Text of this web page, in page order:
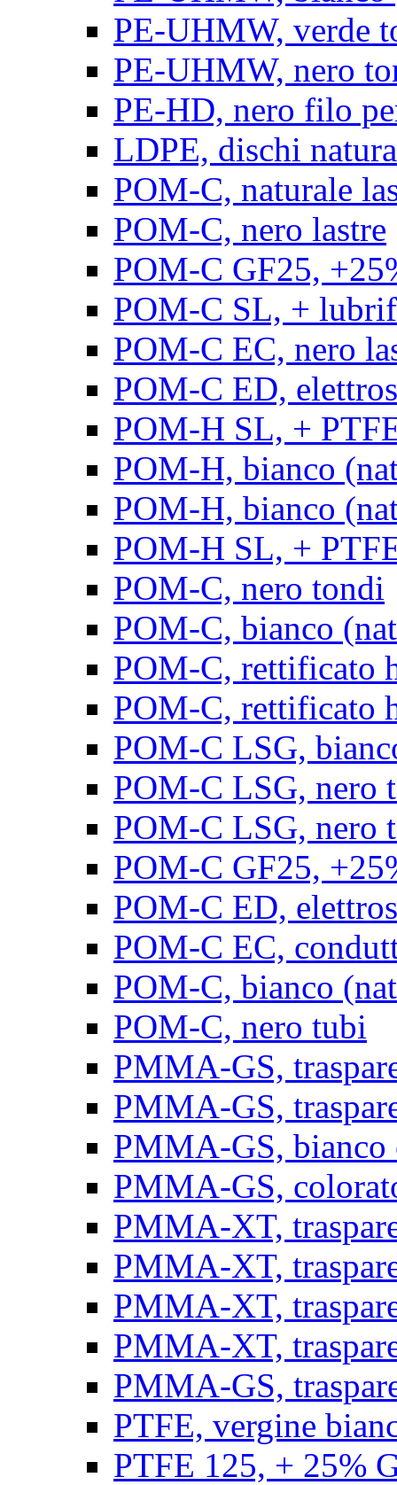
PE-UHMW, verde
PE-UHMW, nero
PE-HD, nero filo
LDPE, dischi
POM-C, naturale
POM-C, nero lastre
POM-C GF25,
POM-C SL, +
POM-C EC, nero
POM-C ED,
POM-H SL, +
POM-H, bianco
POM-H, bianco
POM-H SL, +
POM-C, nero tondi
POM-C, bianco
POM-C, rettificato
POM-C, rettificato
POM-C LSG,
POM-C LSG, nero
POM-C LSG, nero
POM-C GF25,
POM-C ED,
POM-C EC,
POM-C, bianco
POM-C, nero tubi
PMMA-GS,
PMMA-GS,
PMMA-GS, bianco
PMMA-GS,
PMMA-XT,
PMMA-XT,
PMMA-XT,
PMMA-XT,
PMMA-GS,
PTFE, vergine
PTFE 125, + 25%